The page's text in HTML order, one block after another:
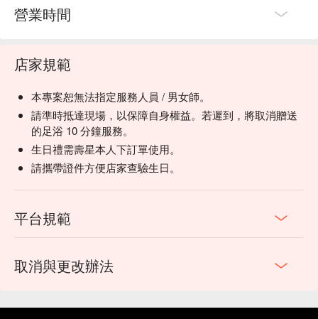
營業時間
店家規範
本專案恕無法指定服務人員 / 男女師。
請準時抵達現場，以保障自身權益。若遲到，將取消贈送
的足浴 10 分鐘服務。
生日禮需壽星本人下訂單使用。
請攜帶證件方便店家查驗生日。
平台規範
取消與更改辦法